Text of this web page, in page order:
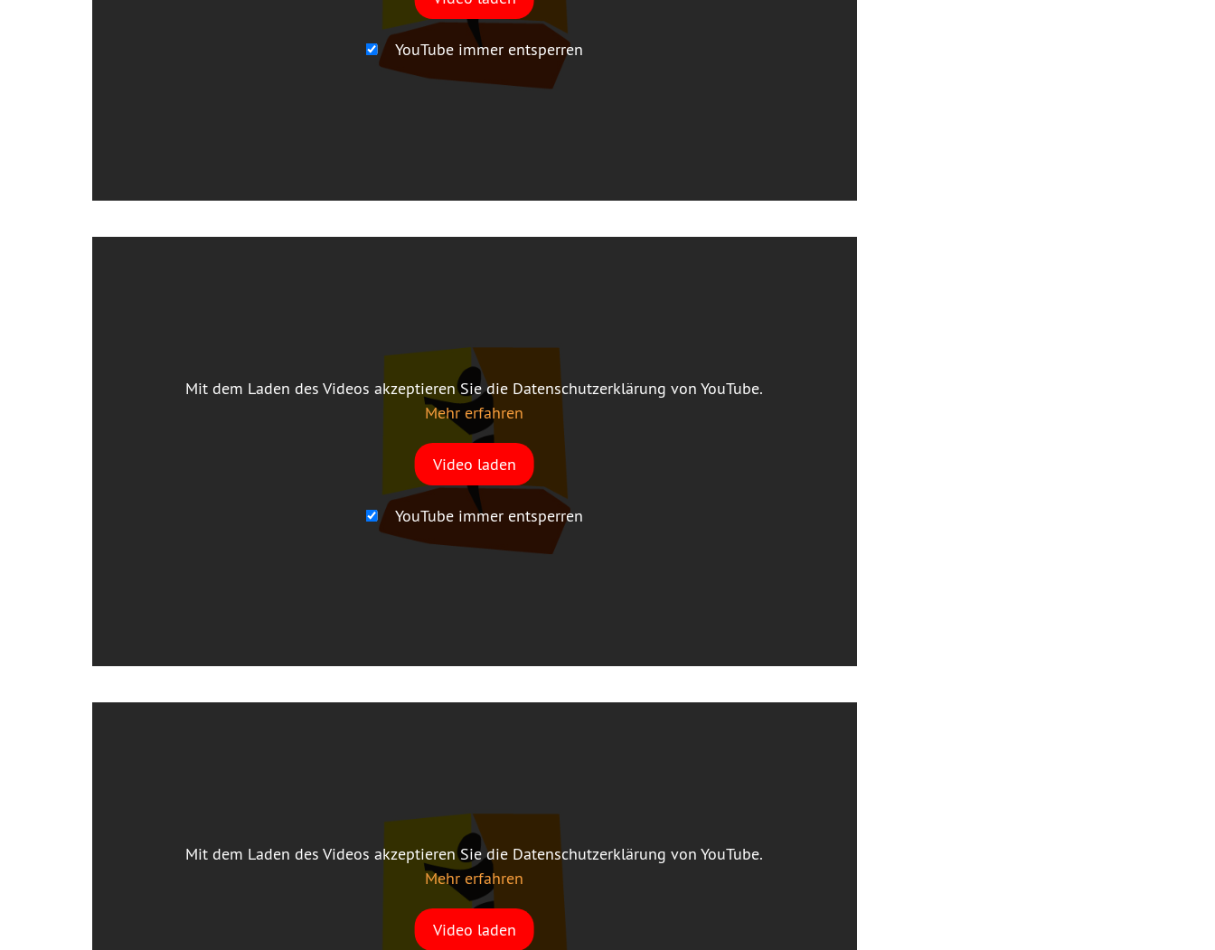
YouTube immer entsperren
Mit dem Laden des Videos akzeptieren Sie die Datenschutzerklärung von YouTube.
Mehr erfahren
Video laden
YouTube immer entsperren
Mit dem Laden des Videos akzeptieren Sie die Datenschutzerklärung von YouTube.
Mehr erfahren
Video laden